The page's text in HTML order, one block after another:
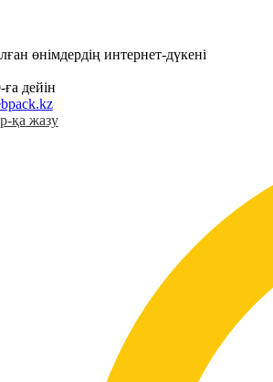
өнімдердің интернет-дүкені
дейін
қа жазу